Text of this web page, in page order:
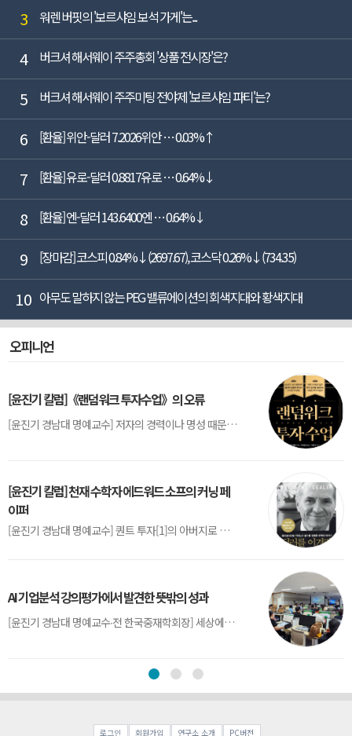
3 워렌 버핏의 '보르샤임 보석 가게'는...
4 버크셔 해서웨이 주주총회 '상품 전시장'은?
5 버크셔 해서웨이 주주미팅 전야제 '보르샤임 파티'는?
6 [환율] 위안-달러 7.2026위안 … 0.03%↑
7 [환율] 유로-달러 0.8817유로 … 0.64%↓
8 [환율] 엔-달러 143.6400엔 … 0.64%↓
9 [장마감] 코스피 0.84%↓(2697.67), 코스닥 0.26%↓(734.35)
10 아무도 말하지 않는 PEG 밸류에이션의 회색지대와 황색지대
오피니언
[윤진기 칼럼]《랜덤워크 투자수업》의 오류
[윤진기 경남대 명예교수] 저자의 경력이나 명성 때문인지 2020년에 번역 출판된 《랜덤워크 투자수업》(A Random Walk Down Wall Street) 12판은 표지부터가 거창하다. ‘45년간 12번 개정하며 철저히 검증한 투자서’, ‘전문가 부럽지 않은 투자 감각을 길러주는 위대한 투자지침서’ 라는 은빛 광고문구로 독자를 유혹한다.[1] 출판 50주...
[윤진기 칼럼] 천재 수학자 에드워드 소프의 커닝 페
이퍼
[윤진기 경남대 명예교수] 퀀트 투자[1]의 아버지로 불리는 에드워드 소프(Edward O. Thorp)는 수학계에서 천재로 알려진 인물이다. 그는 수학자이지만, 투자 업계에도 여러 가지 흥미로운 일화를 남겼다.수학을 이용하여 카지노를 이길 수 있는지가 궁금했던 그는 동료 교수가 소개해 준 블랙잭(Blackjack) 전략의 핵심을 손바닥 크기의 종이에 요...
AI 기업분석 강의평가에서 발견한 뜻밖의 성과
[윤진기 경남대 명예교수∙전 한국중재학회장] 세상에는 우연처럼 보이지만 인류의 진보를 이끌어낸 사건들이 있다. 영국의 알렉산더 플레밍(Alexander Fleming)이 곰팡이 핀 페트리 접시(Petri dish)를 버리지 않고[1] 관찰해 페니실린을 발견한 것은 그 대표적 사례다. 무심히 지나쳤다면 결코 없었을 혁신이었다.지난 7월 5일, 필자가 개발한 기업...
로그인 회원가입 연구소 소개 PC버전